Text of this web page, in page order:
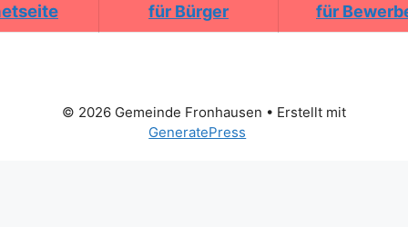
für Bürger
für
© 2026 Gemeinde Fronhausen • Erstellt mit
GeneratePress